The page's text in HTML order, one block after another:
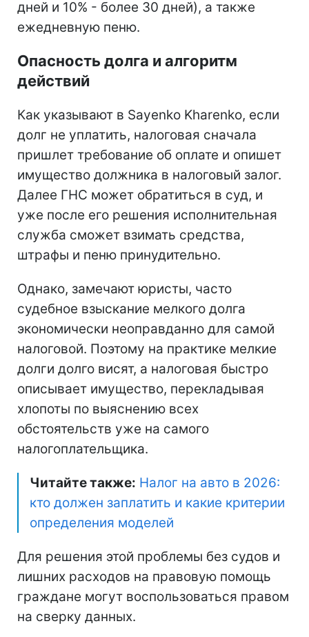
дней и 10% - более 30 дней), а также
ежедневную пеню.
Опасность долга и алгоритм
действий
Как указывают в Sayenko Kharenko, если
долг не уплатить, налоговая сначала
пришлет требование об оплате и опишет
имущество должника в налоговый залог.
Далее ГНС может обратиться в суд, и
уже после его решения исполнительная
служба сможет взимать средства,
штрафы и пеню принудительно.
Однако, замечают юристы, часто
судебное взыскание мелкого долга
экономически неоправданно для самой
налоговой. Поэтому на практике мелкие
долги долго висят, а налоговая быстро
описывает имущество, перекладывая
хлопоты по выяснению всех
обстоятельств уже на самого
налогоплательщика.
Читайте также: Налог на авто в 2026:
кто должен заплатить и какие критерии
определения моделей
Для решения этой проблемы без судов и
лишних расходов на правовую помощь
граждане могут воспользоваться правом
на сверку данных.